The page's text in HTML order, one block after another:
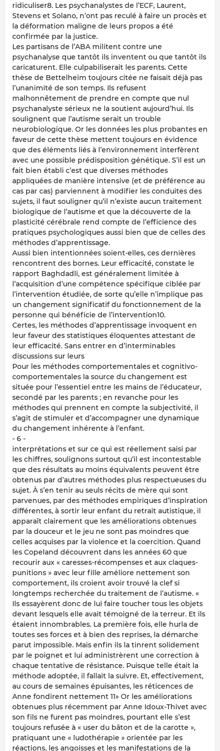
ridiculiser8. Les psychanalystes de l’ECF, Laurent,
Stevens et Solano, n’ont pas reculé à faire un procès et
la déformation maligne de leurs propos a été
confirmée par la justice.
Les partisans de l’ABA militent contre une
psychanalyse que tantôt ils inventent ou que tantôt ils
caricaturent. Elle culpabiliserait les parents. Cette
thèse de Bettelheim toujours citée ne faisait déjà pas
l’unanimité de son temps. Ils refusent
malhonnêtement de prendre en compte que nul
psychanalyste sérieux ne la soutient aujourd’hui. Ils
soulignent que l’autisme serait un trouble
neurobiologique. Or les données les plus probantes en
faveur de cette thèse mettent toujours en évidence
que des éléments liés à l’environnement interfèrent
avec une possible prédisposition génétique. S’il est un
fait bien établi c’est que diverses méthodes
appliquées de manière intensive (et de préférence au
cas par cas) parviennent à modifier les conduites des
sujets, il faut souligner qu’il n’existe aucun traitement
biologique de l’autisme et que la découverte de la
plasticité cérébrale rend compte de l’efficience des
pratiques psychologiques aussi bien que de celles des
méthodes d’apprentissage.
Aussi bien intentionnées soient-elles, ces dernières
rencontrent des bornes. Leur efficacité, constate le
rapport Baghdadli, est généralement limitée à
l’acquisition d’une compétence spécifique ciblée par
l’intervention étudiée, de sorte qu’elle n’implique pas
un changement significatif du fonctionnement de la
personne qui bénéficie de l’intervention10.
Certes, les méthodes d’apprentissage invoquent en
leur faveur des statistiques éloquentes attestant de
leur efficacité. Sans entrer en d’interminables
discussions sur leurs
Pour les méthodes comportementales et cognitivo-
comportementales la source du changement est
située pour l’essentiel entre les mains de l’éducateur,
secondé par les parents ; en revanche pour les
méthodes qui prennent en compte la subjectivité, il
s’agit de stimuler et d’accompagner une dynamique
du changement inhérente à l’enfant.
- 6 -
interprétations et sur ce qui est réellement saisi par
les chiffres, soulignons surtout qu’il est incontestable
que des résultats au moins équivalents peuvent être
obtenus par d’autres méthodes plus respectueuses du
sujet. À s’en tenir au seuls récits de mère qui sont
parvenues, par des méthodes empiriques d’inspiration
différentes, à sortir leur enfant du retrait autistique, il
apparaît clairement que les améliorations obtenues
par la douceur et le jeu ne sont pas moindres que
celles acquises par la violence et la coercition. Quand
les Copeland découvrent dans les années 60 que
recourir aux « caresses-récompenses et aux claques-
punitions » avec leur fille améliore nettement son
comportement, ils croient avoir trouvé la clef si
longtemps recherchée du traitement de l’autisme. «
Ils essayèrent donc de lui faire toucher tous les objets
devant lesquels elle avait témoigné de la terreur. Et ils
étaient innombrables. La première fois, elle hurla de
toutes ses forces et à bien des reprises, la démarche
parut impossible. Mais enfin ils la tinrent solidement
par le poignet et lui administrèrent une correction à
chaque tentative de résistance. Puisque telle était la
méthode adoptée, il fallait la suivre. Et, effectivement,
au cours de semaines épuisantes, les réticences de
Anne fondirent nettement 11» Or les améliorations
obtenues plus récemment par Anne Idoux-Thivet avec
son fils ne furent pas moindres, pourtant elle s’est
toujours refusée à « user du bâton et de la carotte »,
pratiquant une « ludothérapie » orientée par les
réactions, les angoisses et les manifestations de la